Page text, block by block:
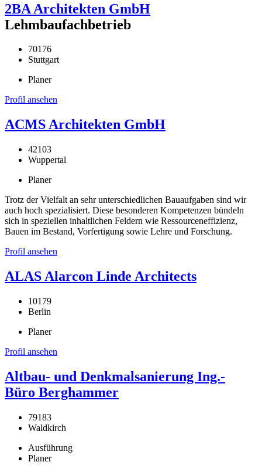
2BA Architekten GmbH
Lehmbaufachbetrieb
70176
Stuttgart
Planer
Profil ansehen
ACMS Architekten GmbH
42103
Wuppertal
Planer
Trotz der Vielfalt an sehr unterschiedlichen Bauaufgaben sind wir
auch hoch spezialisiert. Diese besonderen Kompetenzen bündeln
sich in speziellen inhaltlichen Feldern wie Ressourceneffizienz,
Bauen im Bestand, Vorfertigung sowie Lehre und Forschung.
Profil ansehen
ALAS Alarcon Linde Architects
10179
Berlin
Planer
Profil ansehen
Altbau- und Denkmalsanierung Ing.-
Büro Berghammer
79183
Waldkirch
Ausführung
Planer